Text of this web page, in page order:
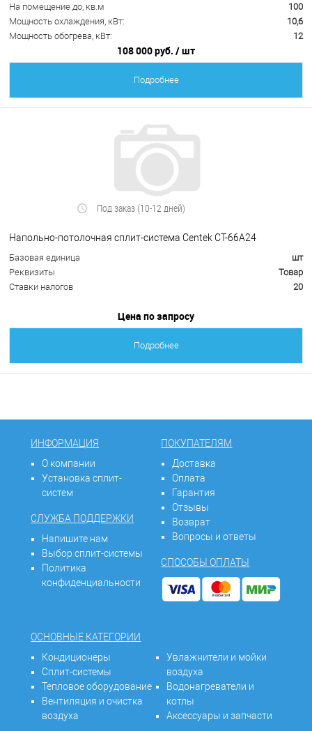
На помещение до, кв.м
100
Мощность охлаждения, кВт:
10,6
Мощность обогрева, кВт:
12
108 000 руб. / шт
Подробнее
Под заказ (10-12 дней)
Напольно-потолочная сплит-система Centek CT-66А24
Базовая единица
шт
Реквизиты
Товар
Ставки налогов
20
Цена по запросу
Подробнее
ИНФОРМАЦИЯ
О компании
Установка сплит-
систем
СЛУЖБА ПОДДЕРЖКИ
Напишите нам
Выбор сплит-системы
Политика
конфиденциальности
ПОКУПАТЕЛЯМ
Доставка
Оплата
Гарантия
Отзывы
Возврат
Вопросы и ответы
СПОСОБЫ ОПЛАТЫ
ОСНОВНЫЕ КАТЕГОРИИ
Кондиционеры
Сплит-системы
Тепловое оборудование
Вентиляция и очистка
воздуха
Увлажнители и мойки
воздуха
Водонагреватели и
котлы
Аксессуары и запчасти